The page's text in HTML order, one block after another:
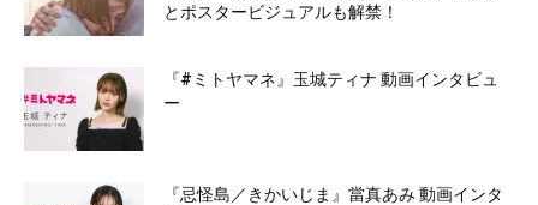
とポスタービジュアルも解禁！
『#ミトヤマネ』玉城ティナ 動画インタビュ
ー
『忌怪島／きかいじま』當真あみ 動画インタ